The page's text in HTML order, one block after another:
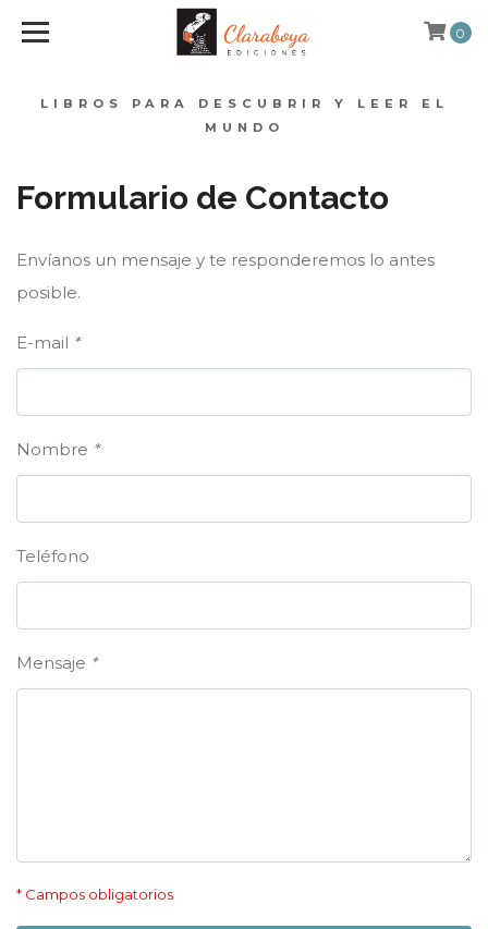
LIBROS PARA DESCUBRIR Y LEER EL
MUNDO
0
Formulario de Contacto
Envíanos un mensaje y te responderemos lo antes
posible.
E-mail *
Nombre *
Teléfono
Mensaje *
* Campos obligatorios